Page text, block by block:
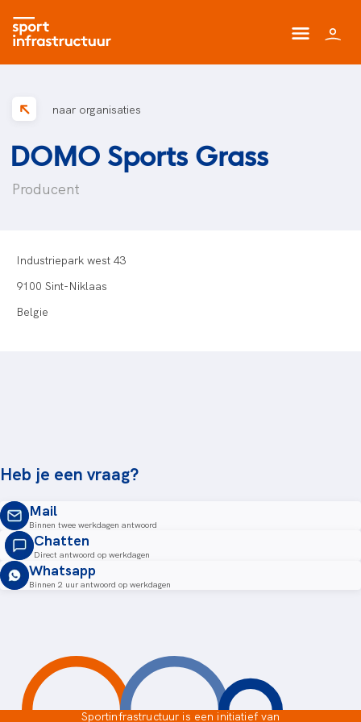
naar organisaties
DOMO Sports Grass
Producent
Industriepark west 43
9100 Sint-Niklaas
Belgie
Heb je een vraag?
Mail
Binnen twee werkdagen antwoord
Chatten
Direct antwoord op werkdagen
Whatsapp
Binnen 2 uur antwoord op werkdagen
Sportinfrastructuur is een initiatief van